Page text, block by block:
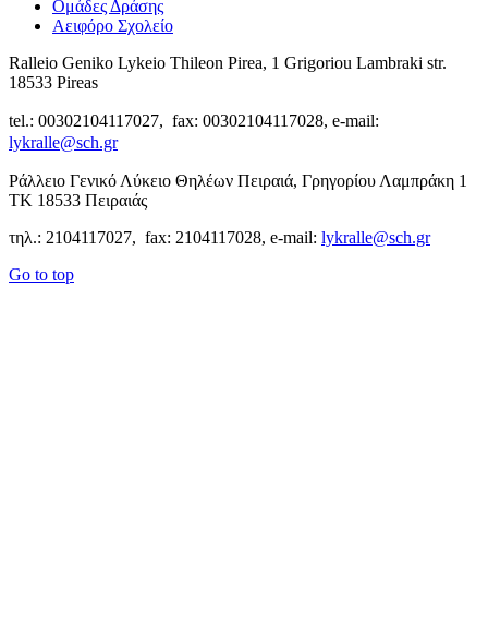
Ομάδες Δράσης
Αειφόρο Σχολείο
Ralleio Geniko Lykeio Thileon Pirea, 1 Grigoriou Lambraki str.
18533 Pireas
tel.: 00302104117027, fax: 00302104117028, e-mail:
lykralle@sch.gr
Ράλλειο Γενικό Λύκειο Θηλέων Πειραιά, Γρηγορίου Λαμπράκη 1
ΤΚ 18533 Πειραιάς
τηλ.: 2104117027, fax: 2104117028, e-mail: lykralle@sch.gr
Go to top